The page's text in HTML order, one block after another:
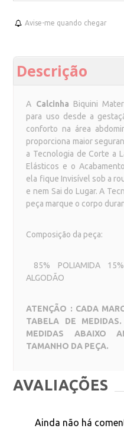
Avise-me quando chegar
Descrição
A Calcinha Biquini
para uso desde a
conforto na área
proporciona maior
a Tecnologia de Corte a
Elásticos e o
ela fique Invisível sob a
e nem Sai do Lugar. A
peça marque o corpo
Composição da peça:
85% POLIAMIDA
ALGODÃO
ATENÇÃO : CADA
TABELA DE
MEDIDAS ABAIXO
TAMANHO DA PEÇA.
AVALIAÇÕES
Ainda não há